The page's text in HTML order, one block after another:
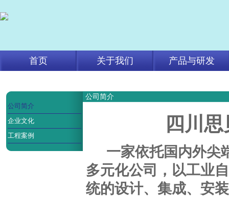
首页 关于我们 产品与研发
公司简介
企业文化
工程案例
公司简介
四川
一家依托国内外尖
多元化公司，以工业
统的设计、集成、安